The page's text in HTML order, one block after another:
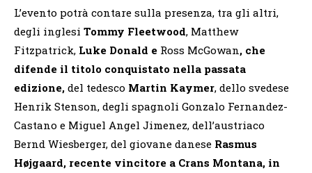
L’evento potrà contare sulla presenza, tra gli altri,
degli inglesi Tommy Fleetwood, Matthew
Fitzpatrick, Luke Donald e Ross McGowan, che
difende il titolo conquistato nella passata
edizione, del tedesco Martin Kaymer, dello svedese
Henrik Stenson, degli spagnoli Gonzalo Fernandez-
Castano e Miguel Angel Jimenez, dell’austriaco
Bernd Wiesberger, del giovane danese Rasmus
Højgaard, recente vincitore a Crans Montana, in